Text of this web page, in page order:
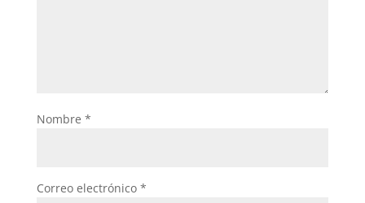
Nombre *
Correo electrónico *